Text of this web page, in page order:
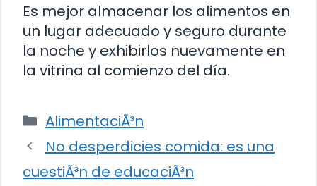
Es mejor almacenar los alimentos en
un lugar adecuado y seguro durante
la noche y exhibirlos nuevamente en
la vitrina al comienzo del día.
Categorías
AlimentaciÃ³n
No desperdicies comida: es una
cuestiÃ³n de educaciÃ³n